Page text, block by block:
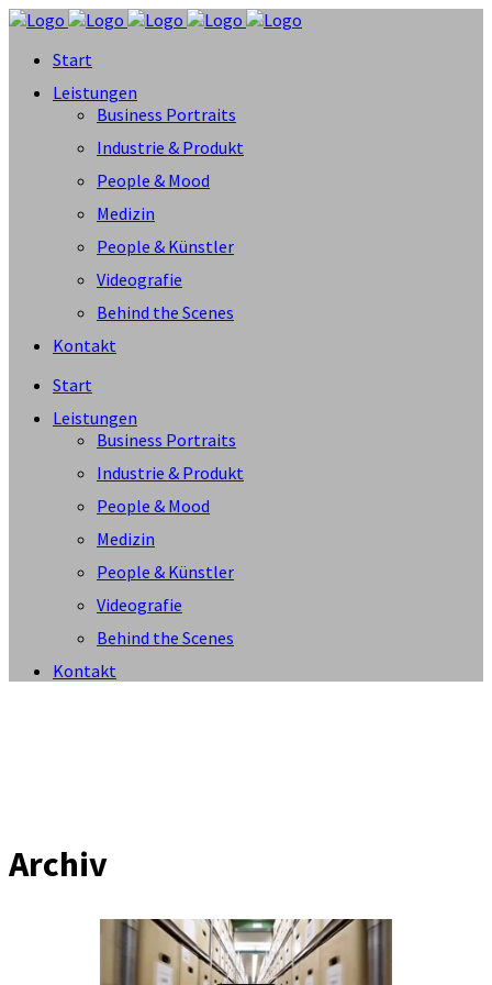
Start
Leistungen
Business Portraits
Industrie & Produkt
People & Mood
Medizin
People & Künstler
Videografie
Behind the Scenes
Kontakt
Start
Leistungen
Business Portraits
Industrie & Produkt
People & Mood
Medizin
People & Künstler
Videografie
Behind the Scenes
Kontakt
Archiv